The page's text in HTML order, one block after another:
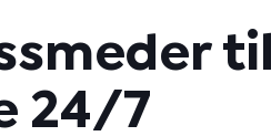
till
24/7